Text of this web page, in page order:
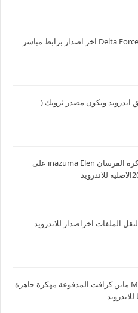
تحميل لعبة Delta Force Mobile اخر اصدار برابط مباشر
اندرويد ويكون مصدر ثروتك (
تحميل لعبة ابطال الكره الفرسان inazuma Elen على
تحميل لعبة Minecraft ماين كرافت المدفوعة مهكرة جاهزة